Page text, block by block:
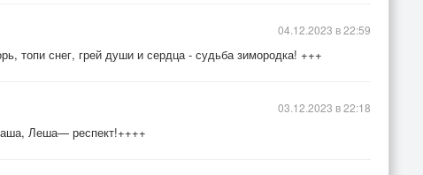
топи снег, грей души и сердца - судьба зимородка! +++
04.12.2023 в 22:59
Леша— респект!++++
03.12.2023 в 22:18